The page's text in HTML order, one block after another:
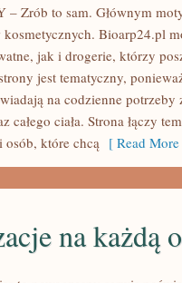
– Zrób to sam. Głównym
Bioarp24.pl
jak i drogerie, którzy
jest tematyczny,
na codzienne potrzeby
całego ciała. Strona łączy
osób, które chcą [ Read
na każdą